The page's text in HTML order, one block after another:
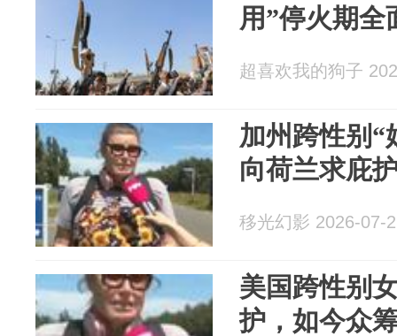
用”停火期全
超喜欢我的狗子
加州跨性别“
向荷兰求庇
移光幻影 2026-07-
美国跨性别
护，如今众